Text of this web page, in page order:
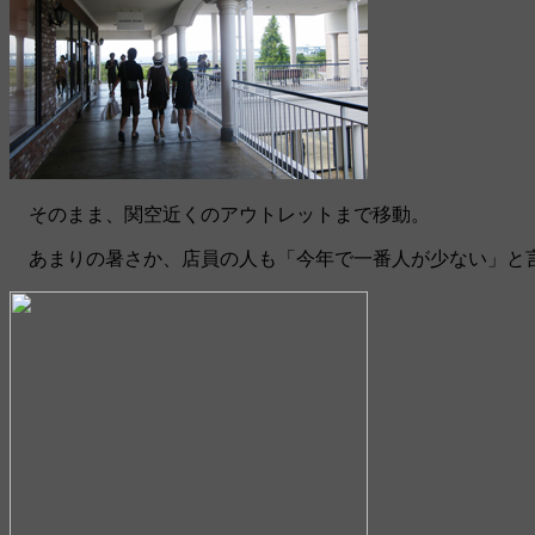
そのまま、関空近くのアウトレットまで移動。
あまりの暑さか、店員の人も「今年で一番人が少ない」と